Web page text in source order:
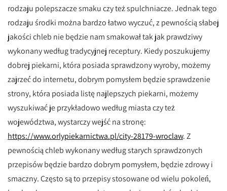
rodzaju polepszacze smaku czy też spulchniacze. Jednak tego
rodzaju środki można bardzo łatwo wyczuć, z pewnością słabej
jakości chleb nie będzie nam smakował tak jak prawdziwy
wykonany według tradycyjnej receptury. Kiedy poszukujemy
dobrej piekarni, która posiada sprawdzony wyroby, możemy
zajrzeć do internetu, dobrym pomysłem będzie sprawdzenie
strony, która posiada listę najlepszych piekarni, możemy
wyszukiwać je przykładowo według miasta czy też
województwa, wystarczy wejść na stronę:
https://www.orlypiekarnictwa.pl/city-28179-wroclaw. Z
pewnością chleb wykonany według starych sprawdzonych
przepisów będzie bardzo dobrym pomysłem, będzie zdrowy i
smaczny. Często są to przepisy stosowane od wielu pokoleń,